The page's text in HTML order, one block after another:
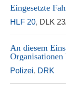
Eingesetzte
HLF 20, DLK
An diesem
Polizei, DRK